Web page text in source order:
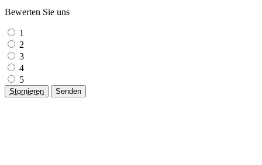
Bewerten Sie uns
1
2
3
4
5
Stornieren Senden